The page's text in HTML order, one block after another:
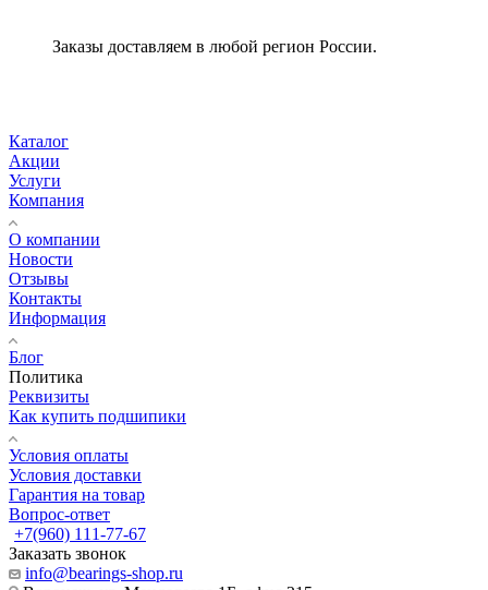
Заказы доставляем в любой регион России.
Каталог
Акции
Услуги
Компания
О компании
Новости
Отзывы
Контакты
Информация
Блог
Политика
Реквизиты
Как купить подшипики
Условия оплаты
Условия доставки
Гарантия на товар
Вопрос-ответ
+7(960) 111-77-67
Заказать звонок
info@bearings-shop.ru